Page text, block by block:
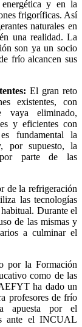
y en la
frigoríficas. Así
naturales en
una realidad. La
son ya un socio
frío alcancen sus
El gran reto
existentes, con
vaya eliminado,
y eficientes con
fundamental la
por supuesto, la
parte de las
de la refrigeración
las tecnologías
Durante el
de las mismas y
a culminar el
por la Formación
como de las
ha dado un
profesores de frío
apuesta por el
ante el INCUAL